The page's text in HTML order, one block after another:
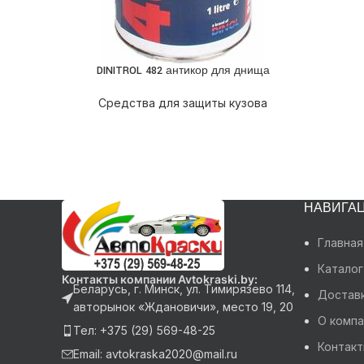
ПОДРОБНЕЕ
DINITROL 482 антикор для днища
Средства для защиты кузова
Контакты компании Avtokraski.by:
Беларусь, г. Минск, ул. Тимирязево 114,
авторынок «Ждановичи», место 19, 20
Тел: +375 (29) 569-48-25
Email: avtokraska2020@mail.ru
Главная
Каталог
О